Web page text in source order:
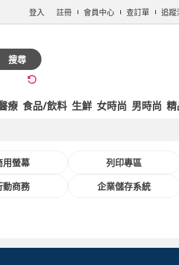
登入 註冊 會員中心 查訂單 追蹤
搜尋
療 食品/飲料 生鮮 女時尚 男時尚
用螢幕 列印專區
動商務 企業儲存系統